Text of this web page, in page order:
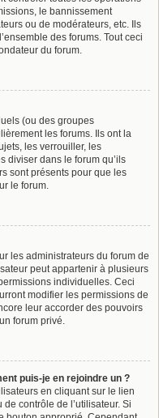
le bannissement
ou de modérateurs, etc. Ils
des forums. Tout ceci
du forum.
(ou des groupes
les forums. Ils ont la
les verrouiller, les
diviser dans le forum qu’ils
sont présents pour que les
le forum.
les administrateurs du forum de
peut appartenir à plusieurs
individuelles. Ceci
modifier les permissions de
leur accorder des pouvoirs
forum privé.
puis-je en rejoindre un ?
en cliquant sur le lien
contrôle de l’utilisateur. Si